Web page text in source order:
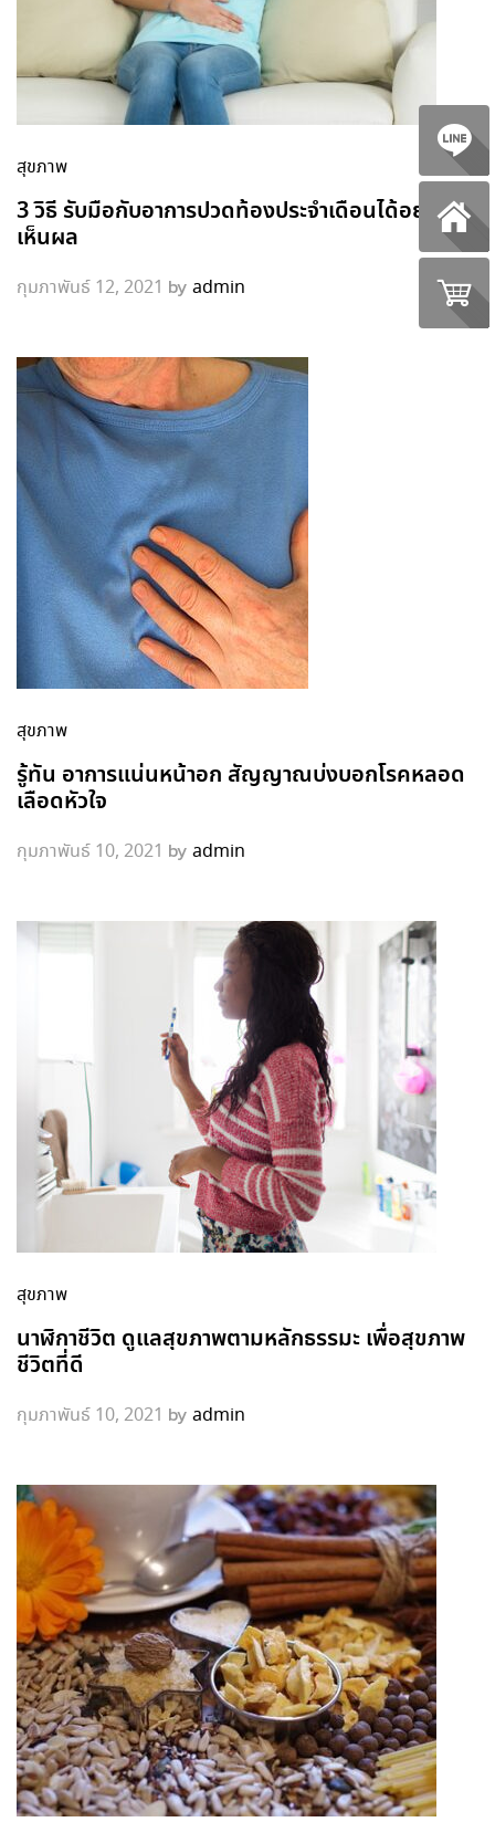
สุขภาพ
3 วิธี รับมือกับอาการปวดท้องประจำเดือนได้อย่าง
เห็นผล
กุมภาพันธ์ 12, 2021 by admin
สุขภาพ
รู้ทัน อาการแน่นหน้าอก สัญญาณบ่งบอกโรคหลอด
เลือดหัวใจ
กุมภาพันธ์ 10, 2021 by admin
สุขภาพ
นาฬิกาชีวิต ดูแลสุขภาพตามหลักธรรมะ เพื่อสุขภาพ
ชีวิตที่ดี
กุมภาพันธ์ 10, 2021 by admin